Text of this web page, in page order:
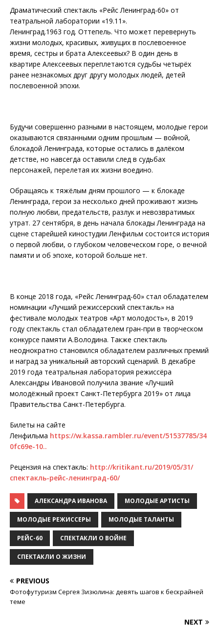
Драматический спектакль «Рейс Ленинград-60» от
театральной лаборатории «19.11».
Ленинград.1963 год. Оттепель. Что может перевернуть
жизни молодых, красивых, живущих в послевоенное
время, сестры и брата Алексеевых? В один день в
квартире Алексеевых переплетаются судьбы четырёх
ранее незнакомых друг другу молодых людей, детей
послевоенной эпохи.
Будучи совершенно разными в настоящем, молодые герои
оказываются связанными одним прошлым — войной,
блокадой Ленинграда, которые остались в далёком
детстве, но навсегда оставили след в судьбах
персонажей, перелетая их жизни воедино.
Обращаясь к тяжёлым дням прошлого — к блокаде
Ленинграда, герои за несколько дней проживают жизнь
полную любви, предательств, разлук и невозвратимых
утрат. 27 сентября, в день начала блокады Ленинграда на
сцене старейшей киностудии Ленфильм состоится история
о первой любви, о глубоком человеческом горе, о вечной
памяти и об эпохе, которой больше нет.
В конце 2018 года, «Рейс Ленинград-60» стал обладателем
номинации «Лучший режиссерский спектакль» на
фестивале молодых театров «Арт молодость», в 2019
году спектакль стал обладателем гран-при в творческом
конкурсе памяти А.Володина. Также спектакль
неоднократно становился обладателем различных премий
и наград за уникальный авторский сценарий. В декабре
2019 года театральная лаборатория режиссёра
Александры Ивановой получила звание «Лучший
молодёжный проект Санкт-Петербурга 2019» от лица
Правительства Санкт-Петербурга.
Билеты на сайте
Ленфильма https://w.kassa.rambler.ru/event/51537785/34
0fc69e-10..
Рецензия на спектакль: http://kritikant.ru/2019/05/31/
спектакль-рейс-ленинград-60/
АЛЕКСАНДРА ИВАНОВА МОЛОДЫЕ АРТИСТЫ
МОЛОДЫЕ РЕЖИССЕРЫ МОЛОДЫЕ ТАЛАНТЫ
РЕЙС-60 СПЕКТАКЛИ О ВОЙНЕ
СПЕКТАКЛИ О ЖИЗНИ
PREVIOUS
Фотофутуризм Сергея Зизюлина: девять шагов к бескрайней
теме
NEXT